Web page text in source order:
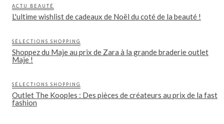
ACTU BEAUTÉ
L'ultime wishlist de cadeaux de Noël du coté de la beauté !
SÉLECTIONS SHOPPING
Shoppez du Maje au prix de Zara à la grande braderie outlet
Maje !
SÉLECTIONS SHOPPING
Outlet The Kooples : Des pièces de créateurs au prix de la fast
fashion